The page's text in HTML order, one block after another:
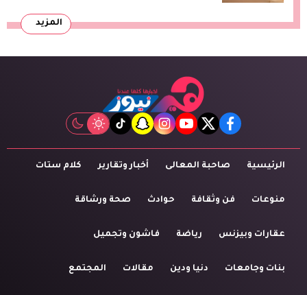
المزيد
facebook
twitter
youtube
instagram
snapchat
tiktok
الرئيسية صاحبة المعالى أخبار وتقارير كلام ستات
منوعات فن وثقافة حوادث صحة ورشاقة
عقارات وبيزنس رياضة فاشون وتجميل
بنات وجامعات دنيا ودين مقالات المجتمع